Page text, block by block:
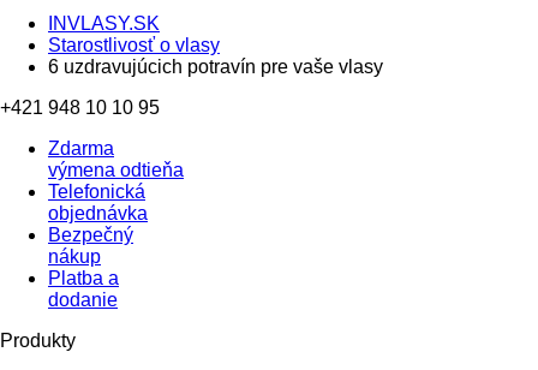
INVLASY.SK
Starostlivosť o vlasy
6 uzdravujúcich potravín pre vaše vlasy
+421 948 10 10 95
Zdarma
výmena odtieňa
Telefonická
objednávka
Bezpečný
nákup
Platba a
dodanie
Produkty